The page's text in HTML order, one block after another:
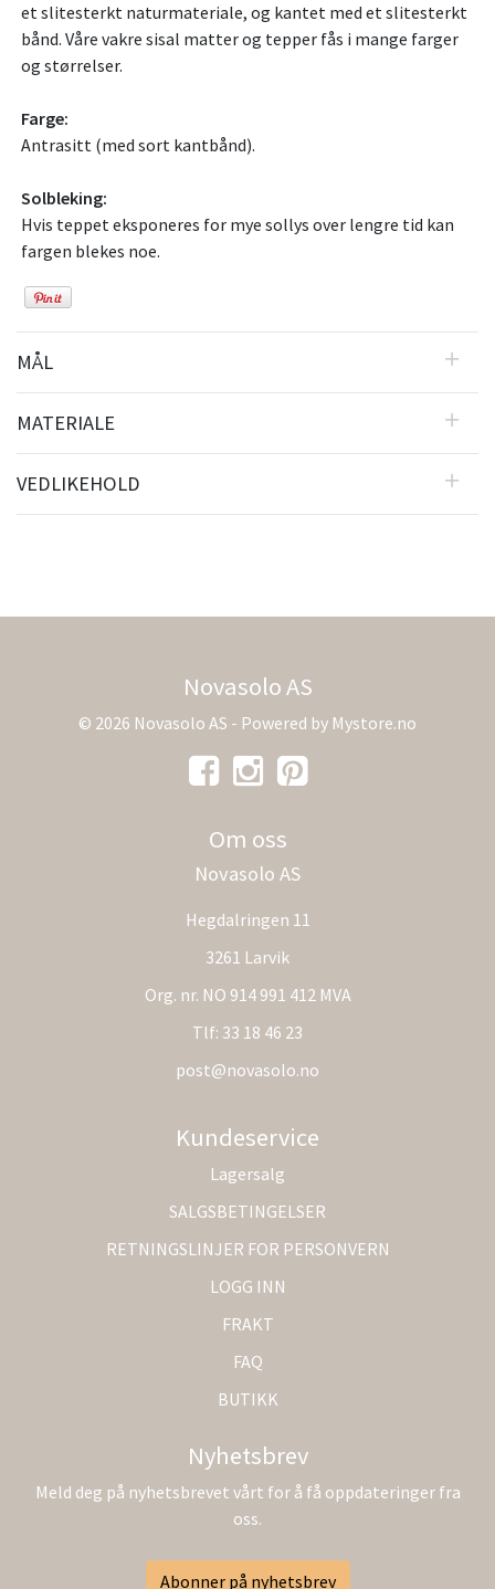
et slitesterkt naturmateriale, og kantet med et slitesterkt
bånd. Våre vakre sisal matter og tepper fås i mange farger
og størrelser.
Farge:
Antrasitt (med sort kantbånd).
Solbleking:
Hvis teppet eksponeres for mye sollys over lengre tid kan
fargen blekes noe.
MÅL
MATERIALE
VEDLIKEHOLD
Novasolo AS
© 2026 Novasolo AS - Powered by Mystore.no
Om oss
Novasolo AS
Hegdalringen 11
3261 Larvik
Org. nr. NO 914 991 412 MVA
Tlf: 33 18 46 23
post@novasolo.no
Kundeservice
Lagersalg
SALGSBETINGELSER
RETNINGSLINJER FOR PERSONVERN
LOGG INN
FRAKT
FAQ
BUTIKK
Nyhetsbrev
Meld deg på nyhetsbrevet vårt for å få oppdateringer fra
oss.
Abonner på nyhetsbrev